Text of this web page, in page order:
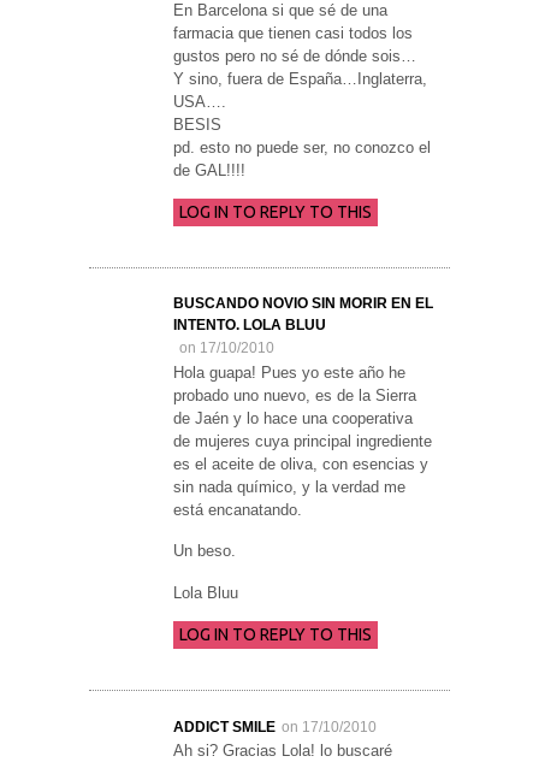
En Barcelona si que sé de una
farmacia que tienen casi todos los
gustos pero no sé de dónde sois…
Y sino, fuera de España…Inglaterra,
USA….
BESIS
pd. esto no puede ser, no conozco el
de GAL!!!!
LOG IN TO REPLY TO THIS
BUSCANDO NOVIO SIN MORIR EN EL
INTENTO. LOLA BLUU
on 17/10/2010
Hola guapa! Pues yo este año he
probado uno nuevo, es de la Sierra
de Jaén y lo hace una cooperativa
de mujeres cuya principal ingrediente
es el aceite de oliva, con esencias y
sin nada químico, y la verdad me
está encanatando.
Un beso.
Lola Bluu
LOG IN TO REPLY TO THIS
ADDICT SMILE on 17/10/2010
Ah si? Gracias Lola! lo buscaré